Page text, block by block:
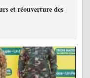
et réouverture des